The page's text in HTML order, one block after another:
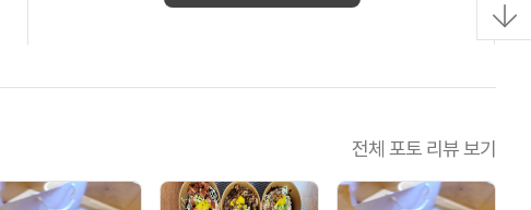
전체 포토 리뷰 보기